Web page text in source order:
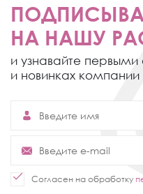
НА НАШУ
и узнавайте первыми
и новинках компании
Согласен на обработку